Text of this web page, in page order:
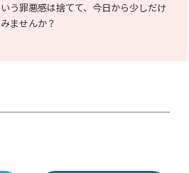
う罪悪感は捨てて、今日から少しだけ
ませんか？